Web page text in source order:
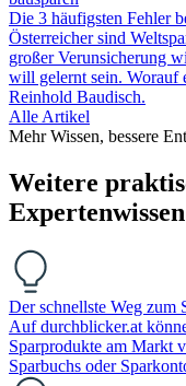
Die 3 häufigsten Fehler
Österreicher sind
großer Verunsicherung
will gelernt sein. Worauf
Reinhold Baudisch.
Alle Artikel
Mehr Wissen, bessere
Weitere
Expertenwissen
Der schnellste Weg zum
Auf durchblicker.at
Sparprodukte am Markt
Sparbuchs oder